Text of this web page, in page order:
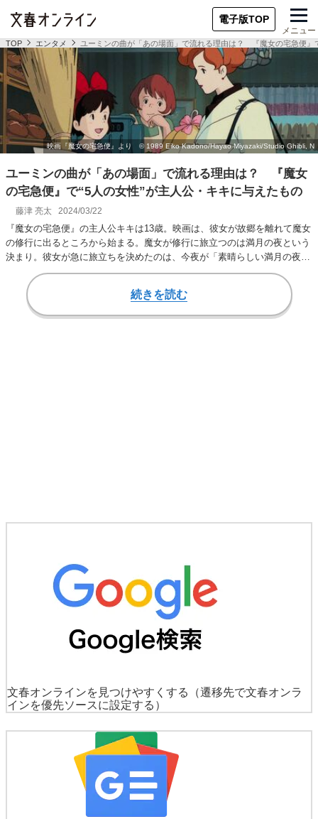
電子版TOP
メニュー
TOP エンタメ ユーミンの曲が「あの場面」で流れる理由は？ 『魔女の宅急便』
ユーミンの曲が「あの場面」で流れる理由は？ 『魔女
の宅急便』で“5人の女性”が主人公・キキに与えたもの
藤津 亮太 2024/03/22
『魔女の宅急便』の主人公キキは13歳。映画は、彼女が故郷を離れて魔女
の修行に出るところから始まる。魔女が修行に旅立つのは満月の夜という
決まり。彼女が急に旅立ちを決めたのは、今夜が「素晴らしい満月の夜」
だと天気予報で知…
続きを読む
文春オンラインを見つけやすくする
（遷移先で文春オンラ
インを優先ソースに設定する）